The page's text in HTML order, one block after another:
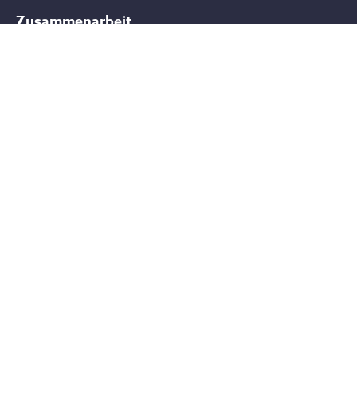
Zusammenarbeit